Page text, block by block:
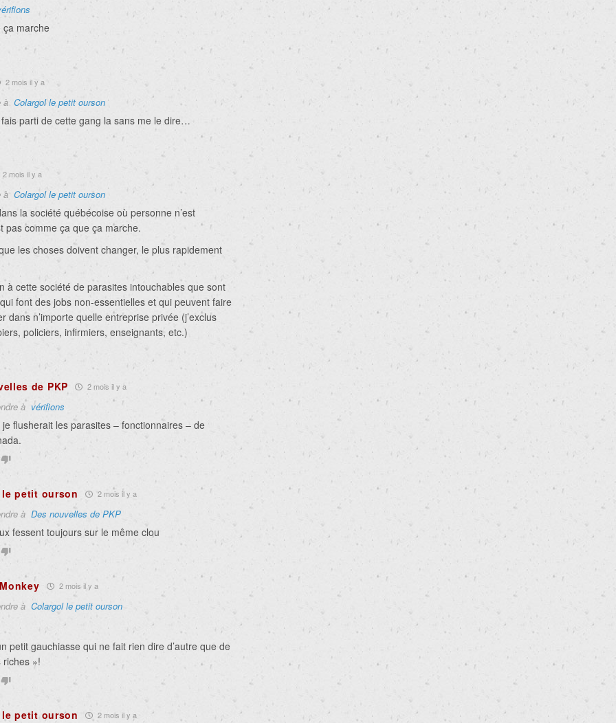
ça marche
2 mois il y a
à Colargol le petit ourson
parti de cette gang la sans me le dire…
2 mois il y a
à Colargol le petit ourson
la société québécoise où personne n’est
pas comme ça que ça marche.
les choses doivent changer, le plus rapidement
à cette société de parasites intouchables que sont
font des jobs non-essentielles et qui peuvent faire
dans n’importe quelle entreprise privée (j’exclus
policiers, infirmiers, enseignants, etc.)
de PKP 2 mois il y a
à vérifions
je flusherait les parasites – fonctionnaires – de
petit ourson 2 mois il y a
à Des nouvelles de PKP
fessent toujours sur le même clou
2 mois il y a
à Colargol le petit ourson
petit gauchiasse qui ne fait rien dire d’autre que de
riches »!
petit ourson 2 mois il y a